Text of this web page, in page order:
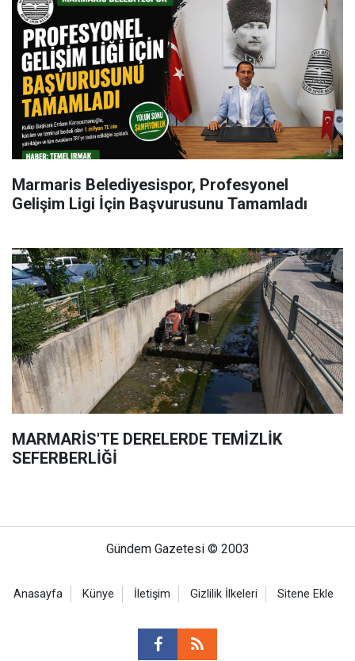
Marmaris Belediyesispor, Profesyonel
Gelişim Ligi İçin Başvurusunu Tamamladı
MARMARİS'TE DERELERDE TEMİZLİK
SEFERBERLİĞİ
Gündem Gazetesi © 2003
Anasayfa Künye İletişim Gizlilik İlkeleri Sitene Ekle